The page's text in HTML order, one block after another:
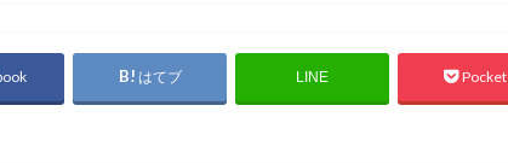
はてブ LINE Pocket